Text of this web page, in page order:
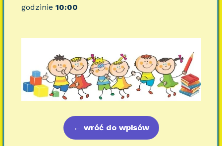
godzinie 10:00
← wróć do wpisów